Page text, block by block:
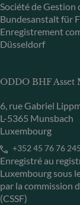
Société de Gestion
Bundesanstalt für
Enregistrement
Düsseldorf
ODDO BHF
6, rue Gabriel
L-5365 Munsbach
Luxembourg
+352 45 76 76 245
Enregistré au
Luxembourg sous
par la commission
(CSSF)